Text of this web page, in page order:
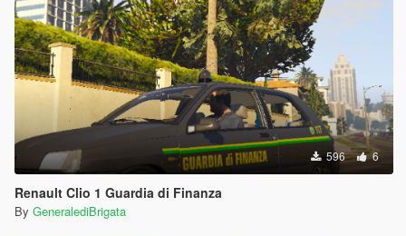
596 6
Renault Clio 1 Guardia di Finanza
By GeneralediBrigata